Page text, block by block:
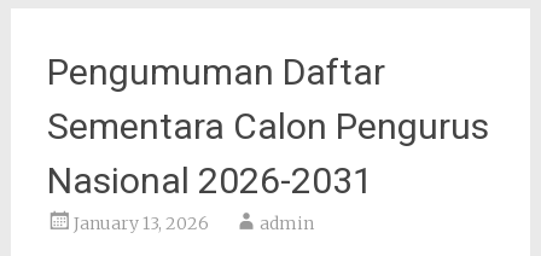
Pengumuman Daftar
Sementara Calon Pengurus
Nasional 2026-2031
January 13, 2026 admin